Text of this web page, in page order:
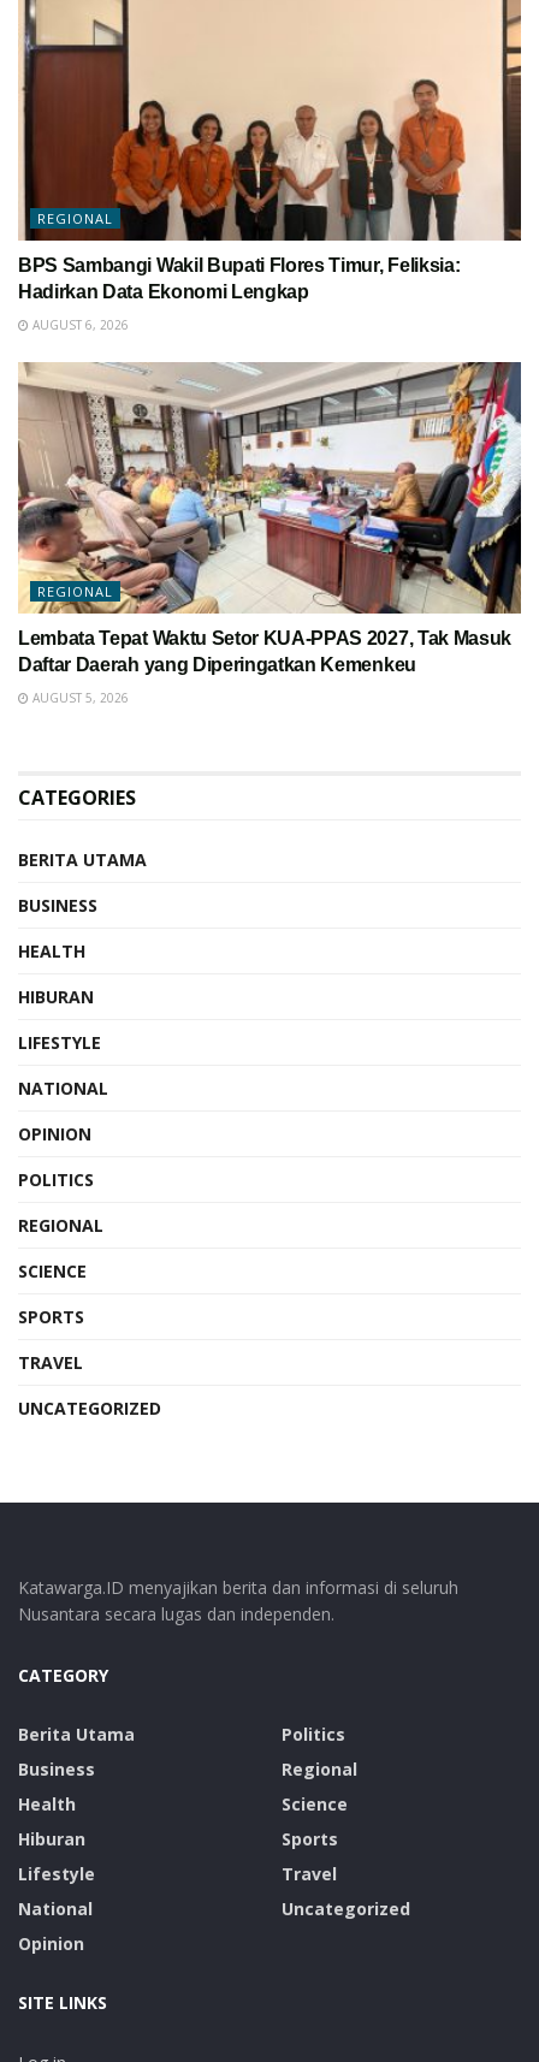
REGIONAL
BPS Sambangi Wakil Bupati Flores Timur, Feliksia:
Hadirkan Data Ekonomi Lengkap
AUGUST 6, 2026
REGIONAL
Lembata Tepat Waktu Setor KUA-PPAS 2027, Tak Masuk
Daftar Daerah yang Diperingatkan Kemenkeu
AUGUST 5, 2026
CATEGORIES
BERITA UTAMA
BUSINESS
HEALTH
HIBURAN
LIFESTYLE
NATIONAL
OPINION
POLITICS
REGIONAL
SCIENCE
SPORTS
TRAVEL
UNCATEGORIZED
Katawarga.ID menyajikan berita dan informasi di seluruh
Nusantara secara lugas dan independen.
CATEGORY
Berita Utama
Business
Health
Hiburan
Lifestyle
National
Opinion
Politics
Regional
Science
Sports
Travel
Uncategorized
SITE LINKS